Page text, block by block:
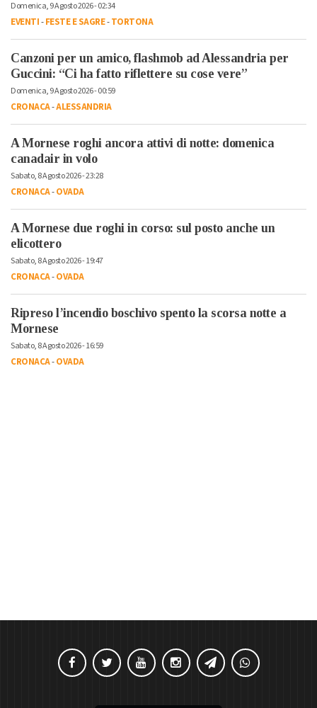
Domenica, 9 Agosto 2026 - 02:34
EVENTI-FESTE E SAGRE-TORTONA
Canzoni per un amico, flashmob ad Alessandria per
Guccini: “Ci ha fatto riflettere su cose vere”
Domenica, 9 Agosto 2026 - 00:59
CRONACA-ALESSANDRIA
A Mornese roghi ancora attivi di notte: domenica
canadair in volo
Sabato, 8 Agosto 2026 - 23:28
CRONACA-OVADA
A Mornese due roghi in corso: sul posto anche un
elicottero
Sabato, 8 Agosto 2026 - 19:47
CRONACA-OVADA
Ripreso l’incendio boschivo spento la scorsa notte a
Mornese
Sabato, 8 Agosto 2026 - 16:59
CRONACA-OVADA